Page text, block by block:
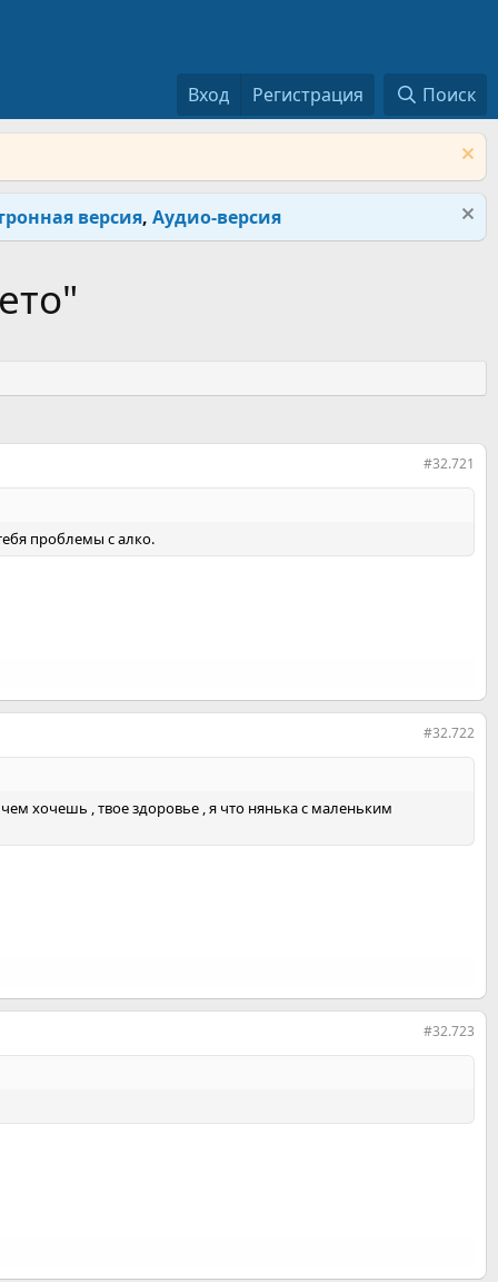
Вход Регистрация Поиск
версия, Аудио-версия
#32.721
проблемы с алко.
#32.722
хочешь , твое здоровье , я что нянька с маленьким
#32.723